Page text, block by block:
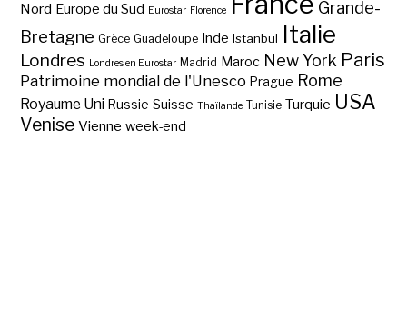
Nord Europe du Sud Eurostar Florence
Grande-
Bretagne Grèce Guadeloupe Inde Istanbul Italie
Londres Londres en Eurostar Madrid Maroc New York Paris
Patrimoine mondial de l'Unesco Prague Rome
Royaume Uni Russie Suisse Thaïlande Tunisie Turquie USA
Venise Vienne week-end